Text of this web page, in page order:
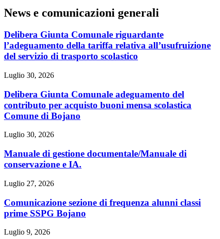
News e comunicazioni generali
Delibera Giunta Comunale riguardante
l’adeguamento della tariffa relativa all’usufruizione
del servizio di trasporto scolastico
Luglio 30, 2026
Delibera Giunta Comunale adeguamento del
contributo per acquisto buoni mensa scolastica
Comune di Bojano
Luglio 30, 2026
Manuale di gestione documentale/Manuale di
conservazione e IA.
Luglio 27, 2026
Comunicazione sezione di frequenza alunni classi
prime SSPG Bojano
Luglio 9, 2026